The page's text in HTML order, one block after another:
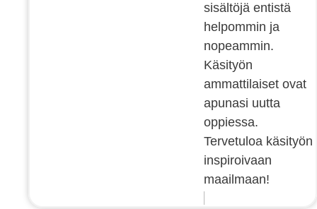
sisältöjä entistä
helpommin ja
nopeammin.
Käsityön
ammattilaiset ovat
apunasi uutta
oppiessa.
Tervetuloa käsityön
inspiroivaan
maailmaan!